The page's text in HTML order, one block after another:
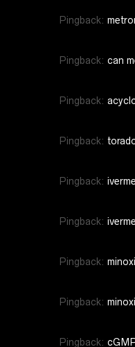
Pingback:
Pingback: can
Pingback:
Pingback:
Pingback:
Pingback:
Pingback:
Pingback:
Pingback: